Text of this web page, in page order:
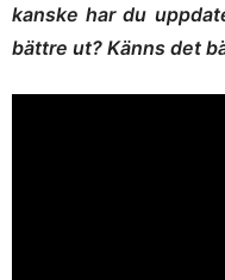
kanske har du
bättre ut? Känns det